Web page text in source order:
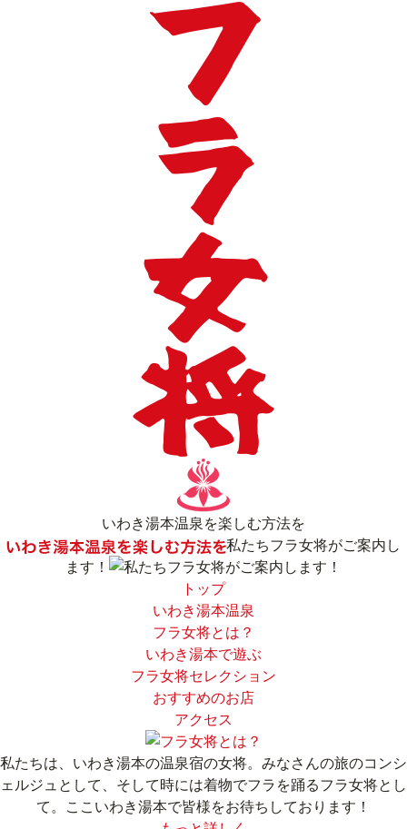
いわき湯本温泉を楽しむ方法を
私たちフラ女将がご案内し
ます！
トップ
いわき湯本温泉
フラ女将とは？
いわき湯本で遊ぶ
フラ女将セレクション
おすすめのお店
アクセス
私たちは、いわき湯本の温泉宿の女将。 みなさんの旅のコンシ
ェルジュとして、そして時には着物でフラを踊るフラ女将とし
て。ここいわき湯本で皆様をお待ちしております！